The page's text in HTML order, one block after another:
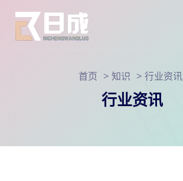
首页 > 知识 > 行业资讯
行业资讯